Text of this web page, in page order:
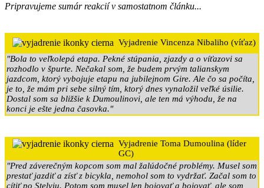
Pripravujeme sumár reakcií v samostatnom článku...
Vyjadrenie Vincenza Nibaliho (víťaz)
"Bola to veľkolepá etapa. Pekné stúpania, zjazdy a o víťazovi sa
rozhodlo v špurte. Nečakal som, že budem prvým talianskym
jazdcom, ktorý vybojuje etapu na jubilejnom Gire. Ale čo sa počíta,
je to, že mám pri sebe silný tím, ktorý dnes vynaložil veľké úsilie.
Dostal som sa bližšie k Dumoulinovi, ale ten má výhodu, že na
konci je ešte jedna časovka."
Vyjadrenie Toma Dumoulina (líder
GC)
"Pred záverečným kopcom som mal žalúdočné problémy. Musel som
prestať jazdiť a zísť z bicykla, nemohol som to vydržať. Začal som to
cítiť po Stelviu. Potom som musel len bojovať a bojovať, ale som